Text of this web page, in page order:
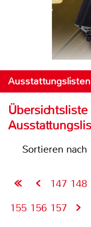
Übersichtsliste
Sortieren nach
147 148
155 156 157